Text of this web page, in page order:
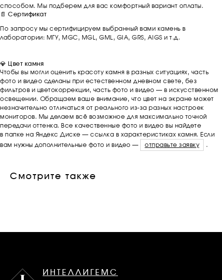
способом. Мы подберем для вас комфортный вариант оплаты.
📄 Сертификат
По запросу мы сертифицируем выбранный вами камень в
лаборатории: МГУ, MGC, MGL, GML, GIA, GRS, AIGS и т.д.
💎 Цвет камня
Чтобы вы могли оценить красоту камня в разных ситуациях, часть
фото и видео сделаны при естественном дневном свете, без
фильтров и цветокоррекции, часть фото и видео — в искусственном
освещении. Обращаем ваше внимание, что цвет на экране может
незначительно отличаться от реального из-за разных настроек
мониторов. Мы делаем всё возможное для максимально точной
передачи оттенка. Все качественные фото и видео вы найдете
в папке на Яндекс Диске — ссылка в характеристиках камня. Если
вам нужны дополнительные фото и видео —
отправьте заявку .
Смотрите также
ИНТЕЛЛИГЕМС